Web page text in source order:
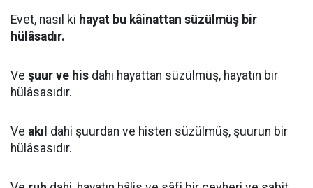
Evet, nasıl ki hayat bu kâinattan süzülmüş bir
hülâsadır.
Ve şuur ve his dahi hayattan süzülmüş, hayatın bir
hülâsasıdır.
Ve akıl dahi şuurdan ve histen süzülmüş, şuurun bir
hülâsasıdır.